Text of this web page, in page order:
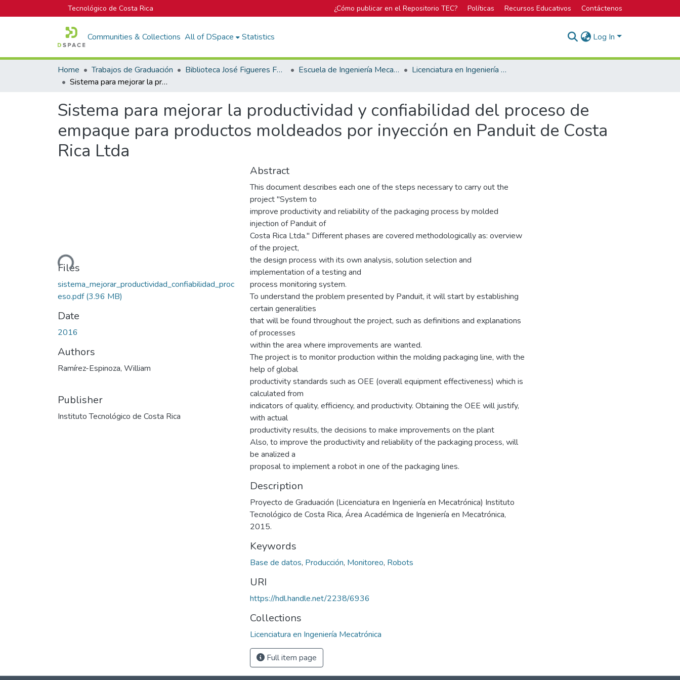
Tecnológico de Costa Rica ¿Cómo publicar en el Repositorio TEC? Políticas Recursos Educativos Contáctenos
Communities & Collections All of DSpace Statistics Log In
Home Trabajos de Graduación Biblioteca José Figueres Ferrer Escuela de Ingeniería Mecatrónica (antes era Área Académica de Ingeniería Mecatrónica)
Licenciatura en Ingeniería Mecatrónica
Sistema para mejorar la productividad y confiabilidad del proceso de empaque para productos moldeados por inyección en Panduit de Costa Rica Ltda
Sistema para mejorar la productividad y confiabilidad del proceso de
empaque para productos moldeados por inyección en Panduit de Costa
Rica Ltda
Loading...
Files
sistema_mejorar_productividad_confiabilidad_proc
eso.pdf(3.96 MB)
Date
2016
Authors
Ramírez-Espinoza, William
Publisher
Instituto Tecnológico de Costa Rica
Abstract
This document describes each one of the steps necessary to carry out the
project "System to
improve productivity and reliability of the packaging process by molded
injection of Panduit of
Costa Rica Ltda." Different phases are covered methodologically as: overview
of the project,
the design process with its own analysis, solution selection and
implementation of a testing and
process monitoring system.
To understand the problem presented by Panduit, it will start by establishing
certain generalities
that will be found throughout the project, such as definitions and explanations
of processes
within the area where improvements are wanted.
The project is to monitor production within the molding packaging line, with the
help of global
productivity standards such as OEE (overall equipment effectiveness) which is
calculated from
indicators of quality, efficiency, and productivity. Obtaining the OEE will justify,
with actual
productivity results, the decisions to make improvements on the plant
Also, to improve the productivity and reliability of the packaging process, will
be analized a
proposal to implement a robot in one of the packaging lines.
Description
Proyecto de Graduación (Licenciatura en Ingeniería en Mecatrónica) Instituto
Tecnológico de Costa Rica, Área Académica de Ingeniería en Mecatrónica,
2015.
Keywords
Base de datos, Producción, Monitoreo, Robots
URI
https://hdl.handle.net/2238/6936
Collections
Licenciatura en Ingeniería Mecatrónica
Full item page